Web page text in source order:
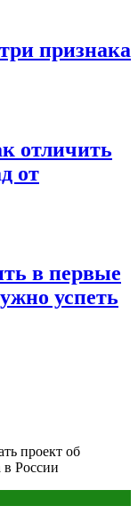
признака
отличить
от
в первые
успеть
проект об
России